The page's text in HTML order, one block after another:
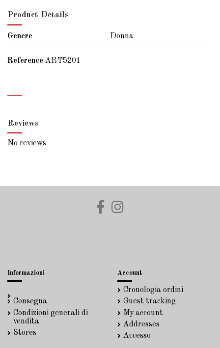
Product Details
Genere Donna
Reference ART5201
Reviews
No reviews
Informazioni
Consegna
Condizioni generali di
vendita
Stores
Account
Cronologia ordini
Guest tracking
My account
Addresses
Accesso